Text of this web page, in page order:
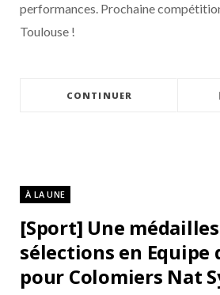
performances. Prochaine
Toulouse !
CONTINUER
À LA UNE
[Sport] Une
sélections en Equipe
pour Colomiers Nat